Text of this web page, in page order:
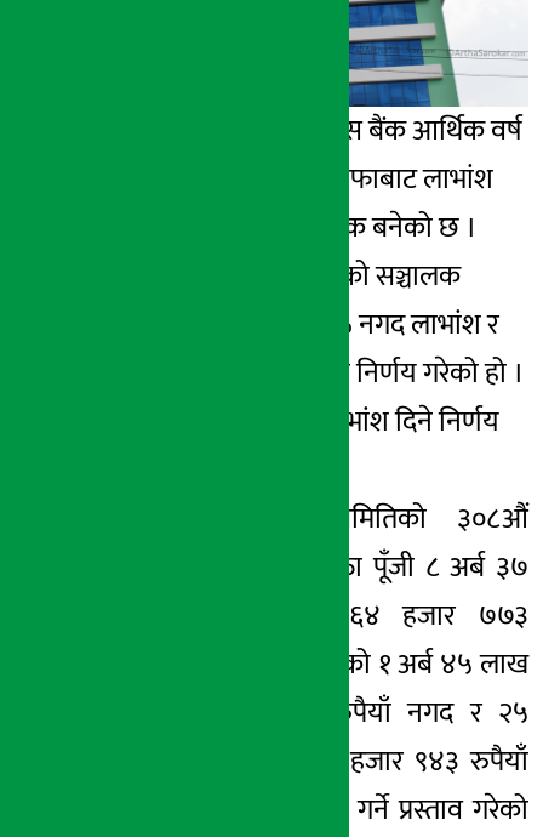
काठमाडौं – सिटिजन्स बैंक आर्थिक वर्ष
२०७५/०७६ को मुनाफाबाट लाभांश
घोषणा गर्ने पहिलो बैंक बनेको छ ।
बैंकको सोमबार बसेको सञ्चालक
समिति बैठकले १२% नगद लाभांश र
३% बोनस सेयर दिने निर्णय गरेको हो ।
बैंकले कुल १५% लाभांश दिने निर्णय
बैंक सञ्चालक समितिको ३०८औं
बैठकले बैंकको चुक्ता पूँजी ८ अर्ब ३७
करोड १० लाख ६४ हजार ७७३
रुपैयाँको प्रस्ताव गरेको १ अर्ब ४५ लाख
२७ हजार ७७३ रुपैयाँ नगद र २५
करोड ११ लाख ३१ हजार ९४३ रुपैयाँ
बोनस शेयर वितरण गर्ने प्रस्ताव गरेको